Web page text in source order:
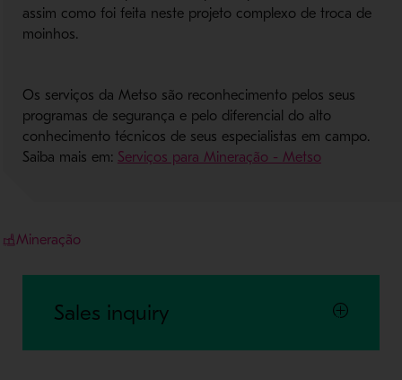
assim como foi feita neste projeto complexo de troca de
moinhos.
Os serviços da Metso são reconhecimento pelos seus
programas de segurança e pelo diferencial do alto
conhecimento técnicos de seus especialistas em campo.
Saiba mais em: Serviços para Mineração - Metso
Mineração
Sales inquiry